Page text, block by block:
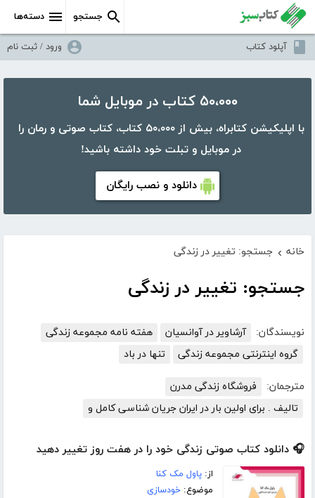
دسته‌ها جستجو
آپلود کتاب ورود / ثبت نام
۵۰،۰۰۰ کتاب در موبایل شما
با اپلیکیشن کتابراه، بیش از ۵۰،۰۰۰ کتاب، کتاب صوتی و رمان را
در موبایل و تبلت خود داشته باشید!
دانلود و نصب رایگان
خانه › جستجو: تغییر در زندگی
جستجو: تغییر در زندگی
نویسندگان: آرشاویر در آوانسیان
هفته نامه مجموعه زندگی
گروه اینترنتی مجموعه زندگی
تنها در باد
مترجمان:
فروشگاه زندگی مدرن
تالیف . برای اولین بار در ایران جریان شناسی کامل و
🎧 دانلود کتاب صوتی زندگی خود را در هفت روز تغییر دهید
از:پاول مک کنا
موضوع:خودسازی